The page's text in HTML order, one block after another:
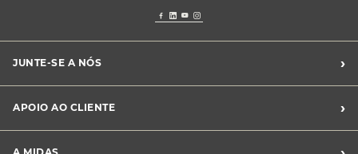
JUNTE-SE A NÓS ›
Franchising Midas
APOIO AO CLIENTE ›